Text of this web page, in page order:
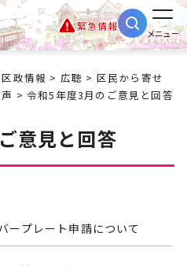
緊急情報
メニュー
区政情報 > 広聴 > 区民から寄せ
> 令和5年度3月のご意見と回答
意見と回答
ープレート申請について